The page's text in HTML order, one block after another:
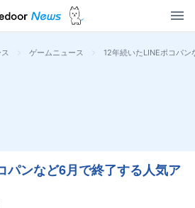
> ゲームニュース > 12年続いたLINEポコパ
パンなど6月で終了する人気ア